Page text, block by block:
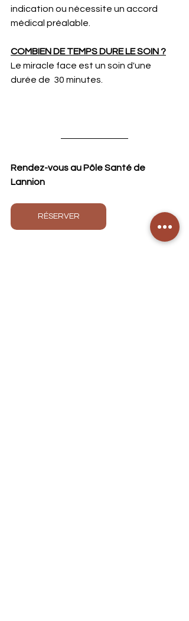
indication ou nécessite un accord
médical préalable.
COMBIEN DE TEMPS DURE LE SOIN ?
Le miracle face est un soin d'une
durée de  30 minutes.
Rendez-vous au Pôle Santé de
Lannion
RÉSERVER